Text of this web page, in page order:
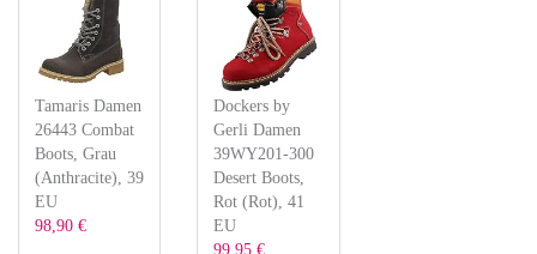
Tamaris Damen
26443 Combat
Boots, Grau
(Anthracite), 39
EU
98,90 €
Dockers by
Gerli Damen
39WY201-300
Desert Boots,
Rot (Rot), 41
EU
99,95 €